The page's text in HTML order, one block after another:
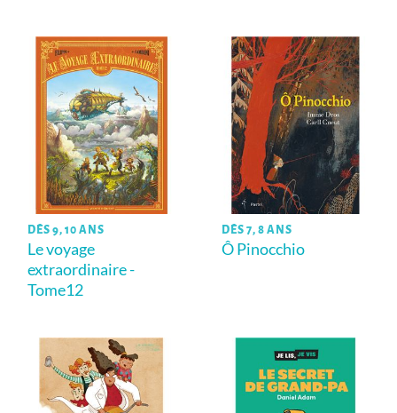
DÈS 9, 10 ANS
Le voyage
extraordinaire -
Tome12
DÈS 7, 8 ANS
Ô Pinocchio